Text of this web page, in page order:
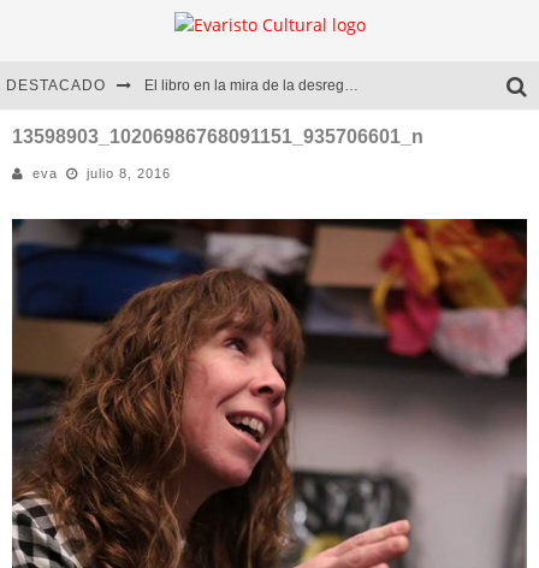
DESTACADO El libro en la mira de la desregulación
Marcelo Rubio | El llovedor
Diego Meret | Hotel Acapulco
Alejandra Correa | La nieve
13598903_10206986768091151_935706601_n
eva julio 8, 2016